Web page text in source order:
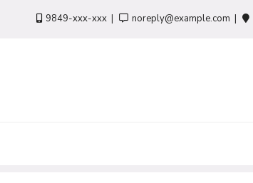
9849-xxx-xxx noreply@example.com